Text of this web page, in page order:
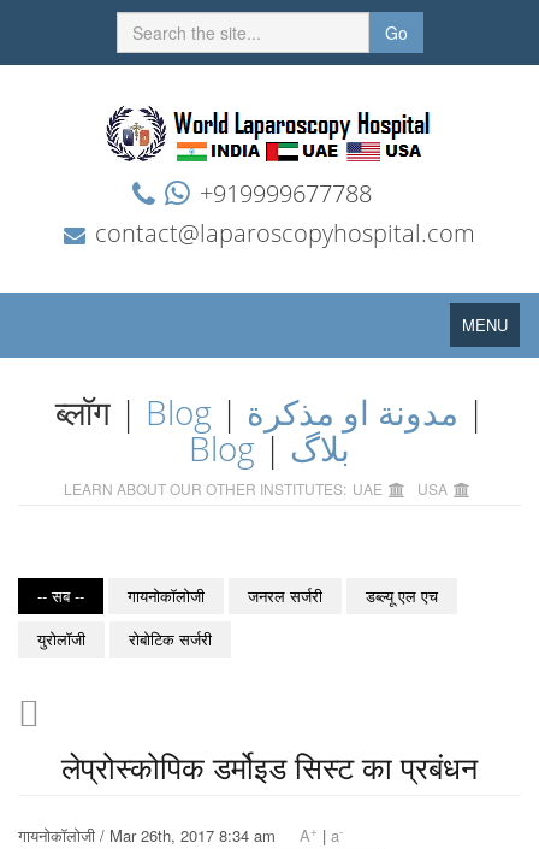
Go
+919999677788
contact@laparoscopyhospital.com
Toggle
navigation
MENU
ब्लॉग | Blog | مدونة او مذكرة |
Blog| بلاگ
LEARN ABOUT OUR OTHER INSTITUTES: UAE USA
-- सब -- गायनोकॉलोजी जनरल सर्जरी
डब्ल्यू एल एच
युरोलॉजी
रोबोटिक सर्जरी
लेप्रोस्कोपिक डर्मोइड सिस्ट का प्रबंधन
गायनोकॉलोजी / Mar 26th, 2017 8:34 am A+ | a-